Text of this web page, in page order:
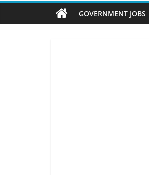
VacancyGOVERNMENT JOBS